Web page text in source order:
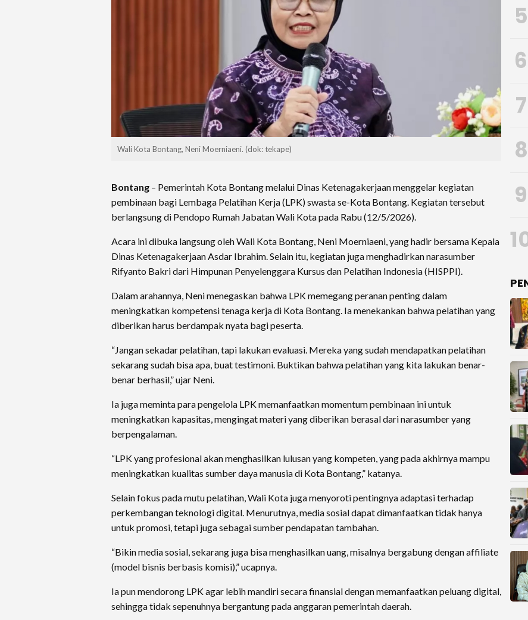
Wali Kota Bontang, Neni Moerniaeni. (dok: tekape)
Bontang – Pemerintah Kota Bontang melalui Dinas Ketenagakerjaan menggelar kegiatan
pembinaan bagi Lembaga Pelatihan Kerja (LPK) swasta se-Kota Bontang. Kegiatan tersebut
berlangsung di Pendopo Rumah Jabatan Wali Kota pada Rabu (12/5/2026).
Acara ini dibuka langsung oleh Wali Kota Bontang, Neni Moerniaeni, yang hadir bersama Kepala
Dinas Ketenagakerjaan Asdar Ibrahim. Selain itu, kegiatan juga menghadirkan narasumber
Rifyanto Bakri dari Himpunan Penyelenggara Kursus dan Pelatihan Indonesia (HISPPI).
Dalam arahannya, Neni menegaskan bahwa LPK memegang peranan penting dalam
meningkatkan kompetensi tenaga kerja di Kota Bontang. Ia menekankan bahwa pelatihan yang
diberikan harus berdampak nyata bagi peserta.
“Jangan sekadar pelatihan, tapi lakukan evaluasi. Mereka yang sudah mendapatkan pelatihan
sekarang sudah bisa apa, buat testimoni. Buktikan bahwa pelatihan yang kita lakukan benar-
benar berhasil,” ujar Neni.
Ia juga meminta para pengelola LPK memanfaatkan momentum pembinaan ini untuk
meningkatkan kapasitas, mengingat materi yang diberikan berasal dari narasumber yang
berpengalaman.
“LPK yang profesional akan menghasilkan lulusan yang kompeten, yang pada akhirnya mampu
meningkatkan kualitas sumber daya manusia di Kota Bontang,” katanya.
Selain fokus pada mutu pelatihan, Wali Kota juga menyoroti pentingnya adaptasi terhadap
perkembangan teknologi digital. Menurutnya, media sosial dapat dimanfaatkan tidak hanya
untuk promosi, tetapi juga sebagai sumber pendapatan tambahan.
“Bikin media sosial, sekarang juga bisa menghasilkan uang, misalnya bergabung dengan affiliate
(model bisnis berbasis komisi),” ucapnya.
Ia pun mendorong LPK agar lebih mandiri secara finansial dengan memanfaatkan peluang digital,
sehingga tidak sepenuhnya bergantung pada anggaran pemerintah daerah.
5
6
7
8
9